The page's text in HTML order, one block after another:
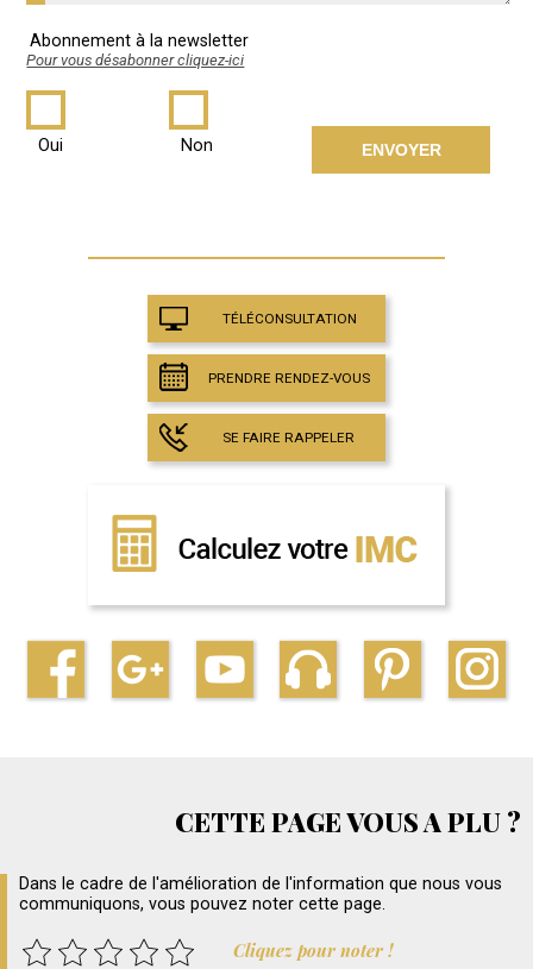
Abonnement à la newsletter
Pour vous désabonner cliquez-ici
Oui Non
TÉLÉCONSULTATION
PRENDRE RENDEZ-VOUS
SE FAIRE RAPPELER
CETTE PAGE VOUS A PLU ?
Dans le cadre de l'amélioration de l'information que nous vous
communiquons, vous pouvez noter cette page.
Cliquez pour noter !